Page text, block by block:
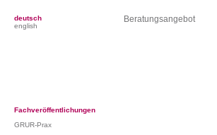
deutsch
english
Beratungsangebot
Fachveröffentlichungen
GRUR-Prax